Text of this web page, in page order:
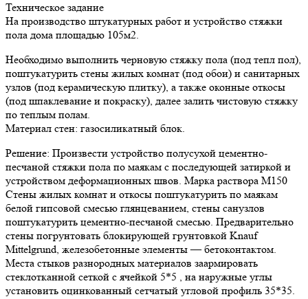
Техническое задание
На производство штукатурных работ и устройство стяжки
пола дома площадью 105м2.
Необходимо выполнить черновую стяжку пола (под тепл пол),
поштукатурить стены жилых комнат (под обои) и санитарных
узлов (под керамическую плитку), а также оконные откосы
(под шпаклевание и покраску), далее залить чистовую стяжку
по теплым полам.
Материал стен: газосиликатный блок.
Решение: Произвести устройство полусухой цементно-
песчаной стяжки пола по маякам с последующей затиркой и
устройством деформационных швов. Марка раствора М150
Стены жилых комнат и откосы поштукатурить по маякам
белой гипсовой смесью глянцеванием, стены санузлов
поштукатурить цементно-песчаной смесью. Предварительно
стены погрунтовать блокирующей грунтовкой Knauf
Mittelgrund, железобетонные элементы — бетоконтактом.
Места стыков разнородных материалов заармировать
стеклотканной сеткой с ячейкой 5*5 , на наружные углы
установить оцинкованный сетчатый угловой профиль 35*35.